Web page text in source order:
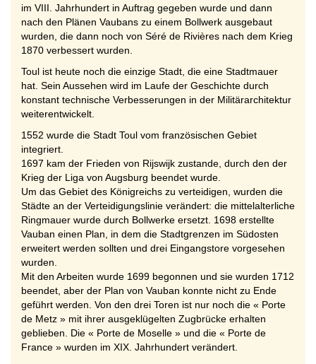
im VIII. Jahrhundert in Auftrag gegeben wurde und dann
nach den Plänen Vaubans zu einem Bollwerk ausgebaut
wurden, die dann noch von Séré de Rivières nach dem Krieg
1870 verbessert wurden.
Toul ist heute noch die einzige Stadt, die eine Stadtmauer
hat. Sein Aussehen wird im Laufe der Geschichte durch
konstant technische Verbesserungen in der Militärarchitektur
weiterentwickelt.
1552 wurde die Stadt Toul vom französischen Gebiet
integriert.
1697 kam der Frieden von Rijswijk zustande, durch den der
Krieg der Liga von Augsburg beendet wurde.
Um das Gebiet des Königreichs zu verteidigen, wurden die
Städte an der Verteidigungslinie verändert: die mittelalterliche
Ringmauer wurde durch Bollwerke ersetzt. 1698 erstellte
Vauban einen Plan, in dem die Stadtgrenzen im Südosten
erweitert werden sollten und drei Eingangstore vorgesehen
wurden.
Mit den Arbeiten wurde 1699 begonnen und sie wurden 1712
beendet, aber der Plan von Vauban konnte nicht zu Ende
geführt werden. Von den drei Toren ist nur noch die « Porte
de Metz » mit ihrer ausgeklügelten Zugbrücke erhalten
geblieben. Die « Porte de Moselle » und die « Porte de
France » wurden im XIX. Jahrhundert verändert.